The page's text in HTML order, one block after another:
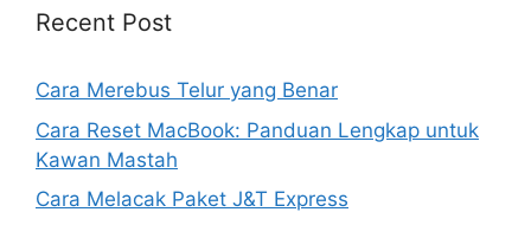
Recent Post
Cara Merebus Telur yang Benar
Cara Reset MacBook: Panduan Lengkap untuk
Kawan Mastah
Cara Melacak Paket J&T Express